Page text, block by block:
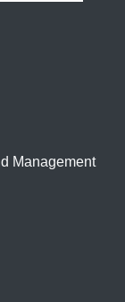
Management